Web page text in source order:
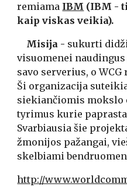
remiama IBM (IBM -
kaip viskas veikia).
    Misija -
sukurti
visuomenei
savo serverius, o
Ši organizacija
siekiančiomis
tyrimus kurie
Svarbiausia šie
žmonijos pažangai,
skelbiami
http://